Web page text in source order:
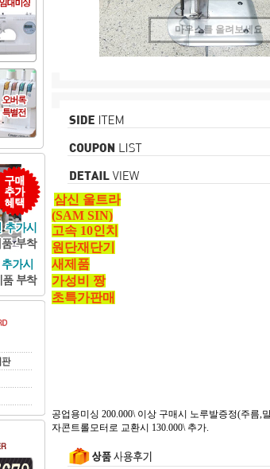
마우스를 올려보세요
삼신 울트라
(SAM SIN)
고속 10인치
원단재단기
새제품
가성비 짱
초특가판매
공업용미싱 200.000\ 이상 구매시 노루발증정(주름
자콘트롤모터로 교환시 130.000\ 추가.